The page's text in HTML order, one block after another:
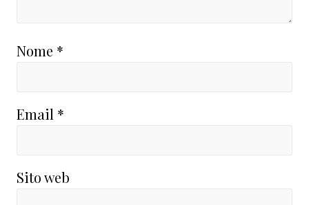
Nome *
Email *
Sito web